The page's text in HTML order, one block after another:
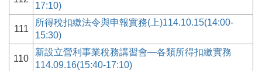
17:10)
111
所得稅扣繳法令與申報實務(上)114.10.15(14:00-
15:30)
110
新設立營利事業稅務講習會—各類所得扣繳實務
114.09.16(15:40-17:10)